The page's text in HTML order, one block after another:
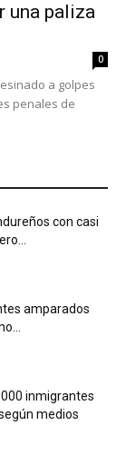
una paliza
0
a golpes
penales de
con casi
amparados
inmigrantes
medios